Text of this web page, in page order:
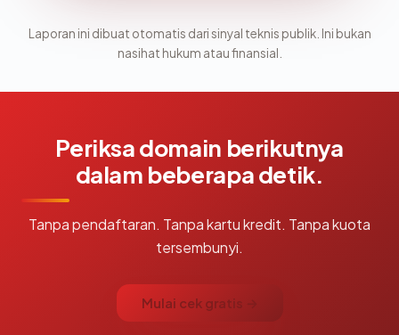
Laporan ini dibuat otomatis dari sinyal teknis publik. Ini bukan
nasihat hukum atau finansial.
Periksa domain berikutnya
dalam beberapa detik.
Tanpa pendaftaran. Tanpa kartu kredit. Tanpa kuota
tersembunyi.
Mulai cek gratis →